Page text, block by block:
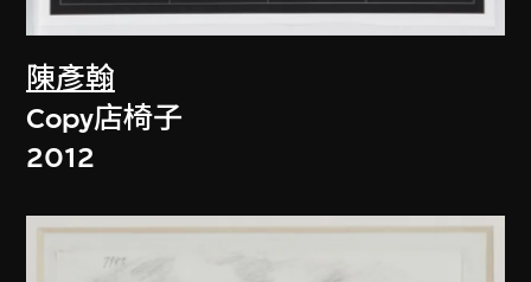
陳彥翰
Copy店椅子
2012